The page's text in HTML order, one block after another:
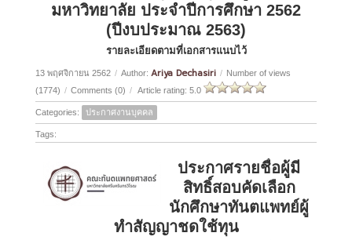
มหาวิทยาลัย ประจำปีการศึกษา 2562
(ปีงบประมาณ 2563)
รายละเอียดตามที่เอกสารแนบไว้
13 พฤศจิกายน 2562 / Author: Ariya Dechasiri / Number of views
(1774) / Comments (0) / Article rating: 5.0
Categories: ประกาศงานบุคคล
Tags:
ประกาศรายชื่อผู้มี
สิทธิ์สอบคัดเลือก
นักศึกษาทันตแพทย์ผู้
ทำสัญญาชดใช้ทุน